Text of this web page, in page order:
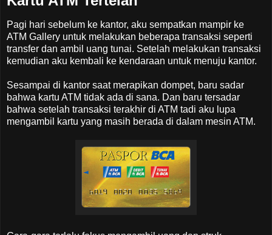
Pagi hari sebelum ke kantor, aku sempatkan mampir ke
ATM Gallery untuk melakukan beberapa transaksi seperti
transfer dan ambil uang tunai. Setelah melakukan transaksi
kemudian aku kembali ke kendaraan untuk menuju kantor.
Sesampai di kantor saat merapikan dompet, baru sadar
bahwa kartu ATM tidak ada di sana. Dan baru tersadar
bahwa setelah transaksi terakhir di ATM tadi aku lupa
mengambil kartu yang masih berada di dalam mesin ATM.